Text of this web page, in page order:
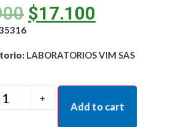
$17.100
LABORATORIOS VIM SAS
+
Add to cart